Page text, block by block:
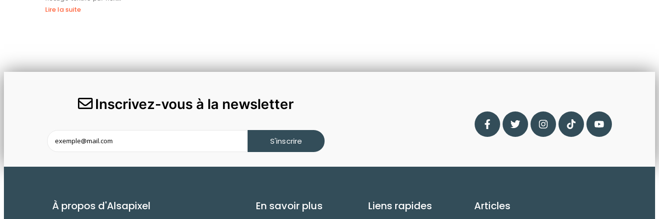
Lire la suite
Inscrivez-vous à la newsletter
S'inscrire
À propos d'Alsapixel En savoir plus Liens rapides Articles